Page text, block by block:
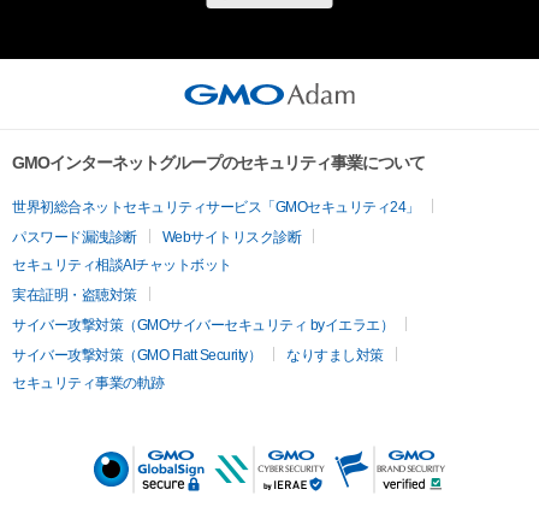
GMOインターネットグループのセキュリティ事業について
世界初総合ネットセキュリティサービス「GMOセキュリティ24」
パスワード漏洩診断
Webサイトリスク診断
セキュリティ相談AIチャットボット
実在証明・盗聴対策
サイバー攻撃対策（GMOサイバーセキュリティ byイエラエ）
サイバー攻撃対策（GMO Flatt Security）
なりすまし対策
セキュリティ事業の軌跡